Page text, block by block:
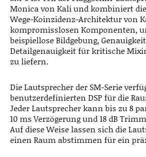
Monica von Kali und kombiniert
Wege-Koinzidenz-Architektur von
kompromisslosen Komponenten,
beispiellose Bildgebung,
Detailgenauigkeit für kritische
zu liefern.
Die Lautsprecher der SM-Serie
benutzerdefinierten DSP für die
Jeder Lautsprecher kann bis zu 8
10 ms Verzögerung und 18 dB
Auf diese Weise lassen sich die
einen Raum abstimmen für ein